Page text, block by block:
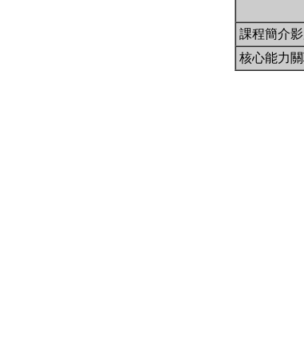
課程簡介
核心能力